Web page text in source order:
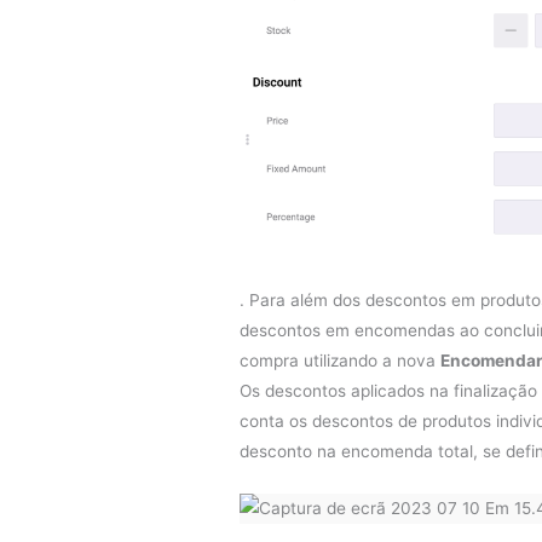
. Para além dos descontos em
descontos em encomendas ao
compra utilizando a nova
Os descontos aplicados na
conta os descontos de produtos
desconto na encomenda total, se